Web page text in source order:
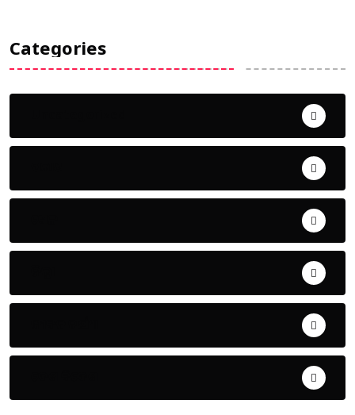
Categories